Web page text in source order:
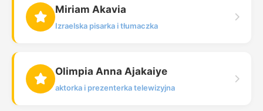
Miriam Akavia
Izraelska pisarka i tłumaczka
Olimpia Anna Ajakaiye
aktorka i prezenterka telewizyjna